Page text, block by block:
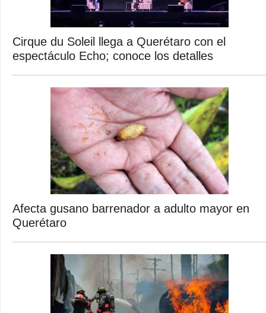
Cirque du Soleil llega a Querétaro con el
espectáculo Echo; conoce los detalles
Afecta gusano barrenador a adulto mayor en
Querétaro